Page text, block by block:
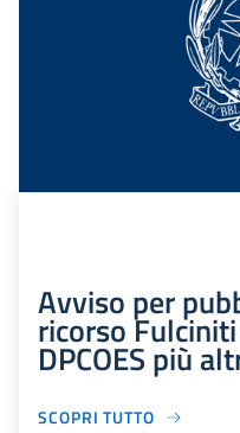
Avviso per
ricorso
DPCOES più
SCOPRI TUTTO